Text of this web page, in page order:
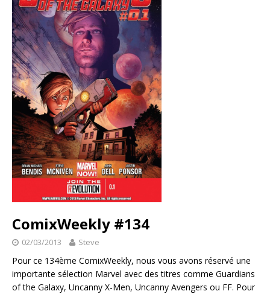
ComixWeekly #134
02/03/2013 Steve
Pour ce 134ème ComixWeekly, nous vous avons réservé une
importante sélection Marvel avec des titres comme Guardians
of the Galaxy, Uncanny X-Men, Uncanny Avengers ou FF. Pour